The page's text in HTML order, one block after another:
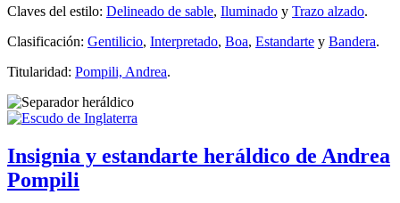
Claves del estilo: Delineado de sable, Iluminado y Trazo alzado.
Clasificación: Gentilicio, Interpretado, Boa, Estandarte y Bandera.
Titularidad: Pompili, Andrea.
Insignia y estandarte heráldico de Andrea
Pompili